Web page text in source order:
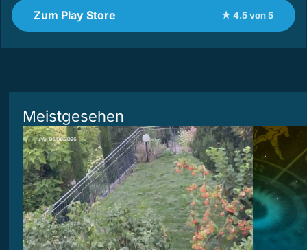
Zum Play Store ★ 4.5 von 5
Meistgesehen